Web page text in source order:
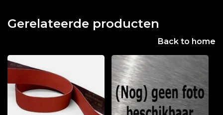
Gerelateerde producten
Back to home